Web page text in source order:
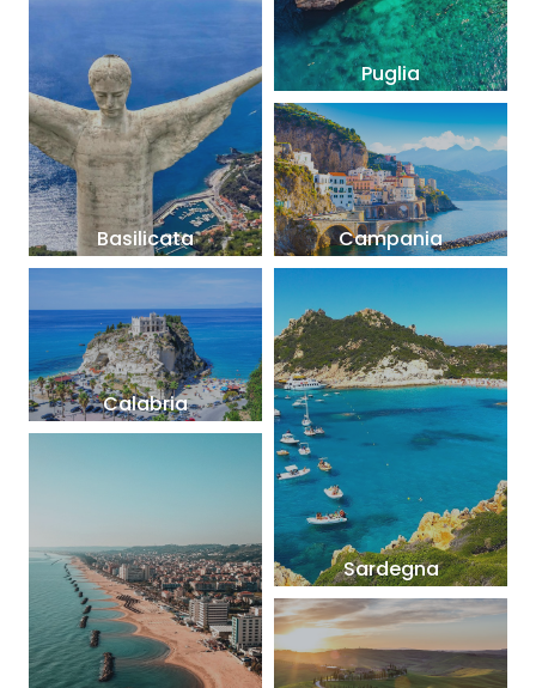
Puglia
Basilicata Campania
Calabria
Sardegna